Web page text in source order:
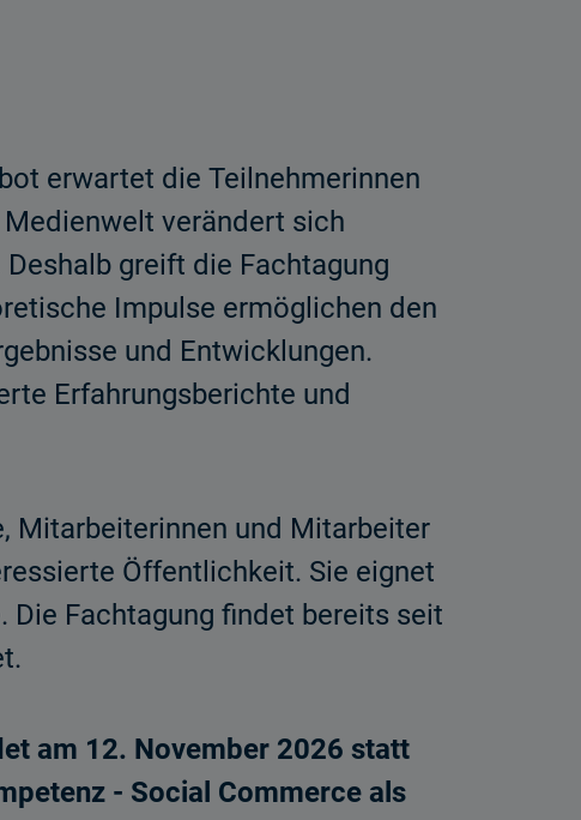
erwartet die Teilnehmerinnen
verändert sich
greift die Fachtagung
Impulse ermöglichen den
und Entwicklungen.
Erfahrungsberichte und
Mitarbeiterinnen und Mitarbeiter
Öffentlichkeit. Sie eignet
Fachtagung findet bereits seit
am 12. November 2026 statt
- Social Commerce als